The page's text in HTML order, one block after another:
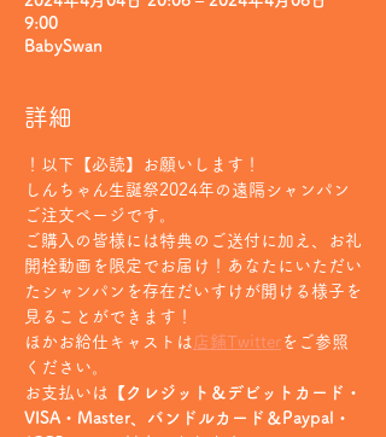
9:00
BabySwan
詳細
！以下【必読】お願いします！
しんちゃん生誕祭2024年の遠隔シャンパン
ご注文ページです。
ご購入の皆様には特典のご送付に加え、お礼
開栓動画を限定でお届け！あなたにいただい
たシャンパンを存在だいすけが開ける様子を
見ることができます！
ほかお給仕キャストは 店鋪Twitter をご参照
ください。
お支払いは
【クレジット＆デビットカード・
VISA・Master、バンドルカード＆Paypal・